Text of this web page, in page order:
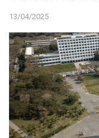
13/04/2025